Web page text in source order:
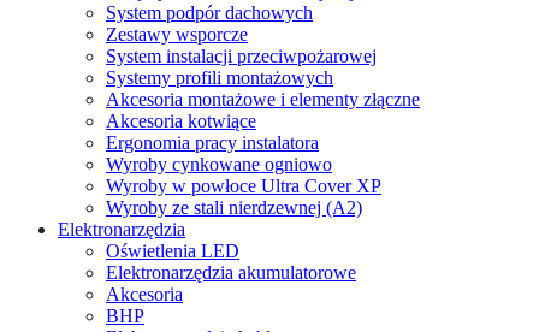
System podpór dachowych
Zestawy wsporcze
System instalacji przeciwpożarowej
Systemy profili montażowych
Akcesoria montażowe i elementy złączne
Akcesoria kotwiące
Ergonomia pracy instalatora
Wyroby cynkowane ogniowo
Wyroby w powłoce Ultra Cover XP
Wyroby ze stali nierdzewnej (A2)
Elektronarzędzia
Oświetlenia LED
Elektronarzędzia akumulatorowe
Akcesoria
BHP